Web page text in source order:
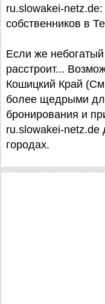
ru.slowakei-netz.de:
собственников в
Если же
расстроит...
Кошицкий Край
более щедрыми
бронирования и
ru.slowakei-netz.de
городах.